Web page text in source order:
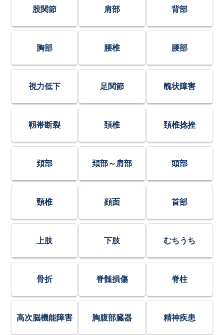
股関節 肩部 背部
胸部 腰椎 腰部
視力低下 足関節 醜状障害
靱帯断裂 頚椎 頚椎捻挫
頚部 頚部～肩部 頭部
頸椎 顔面 首部
上肢 下肢 むちうち
骨折 脊髄損傷 脊柱
高次脳機能障害 胸腹部臓器 精神疾患